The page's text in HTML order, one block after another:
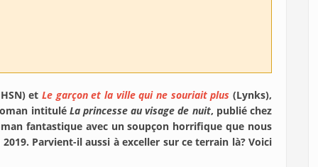
etLe garçon et la ville qui ne souriait plus (Lynks),
intitulé La princesse au visage de nuit, publié chez
fantastique avec un soupçon horrifique que nous
Parvient-il aussi à exceller sur ce terrain là? Voici